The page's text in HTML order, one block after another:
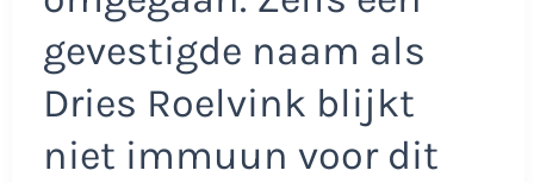
gevestigde naam als
Dries Roelvink blijkt
niet immuun voor dit